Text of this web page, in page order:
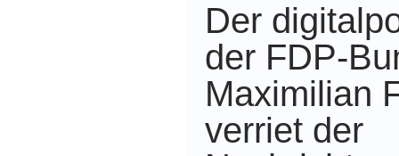
Der
der FDP-
Maximilian
verriet der